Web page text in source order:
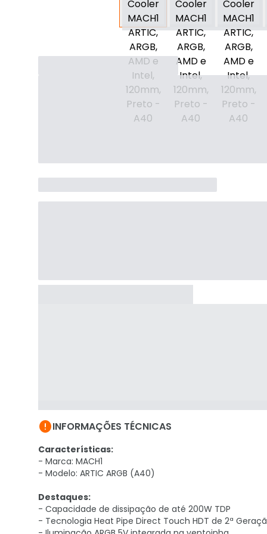
INFORMAÇÕES TÉCNICAS
Características:
- Marca: MACH1
- Modelo: ARTIC ARGB (A40)
Destaques:
- Capacidade de dissipação de até 200W TDP
- Tecnologia Heat Pipe Direct Touch HDT de 2ª